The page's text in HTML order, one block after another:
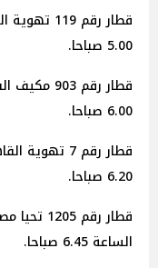
قطار رقم
5.00 صباحا.
قطار رقم
6.00 صباحا.
قطار رقم 7
6.20 صباحا.
قطار رقم 1205 تحيا مصر
الساعة 6.45 صباحا.